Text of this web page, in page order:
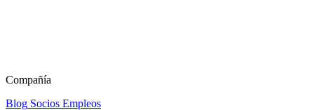
Compañía
Blog Socios Empleos